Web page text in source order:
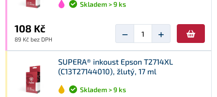
Skladem > 9 ks
108 Kč
89 Kč bez DPH − +
SUPERA® inkoust Epson T2714XL
(C13T27144010), žlutý, 17 ml
Skladem > 9 ks